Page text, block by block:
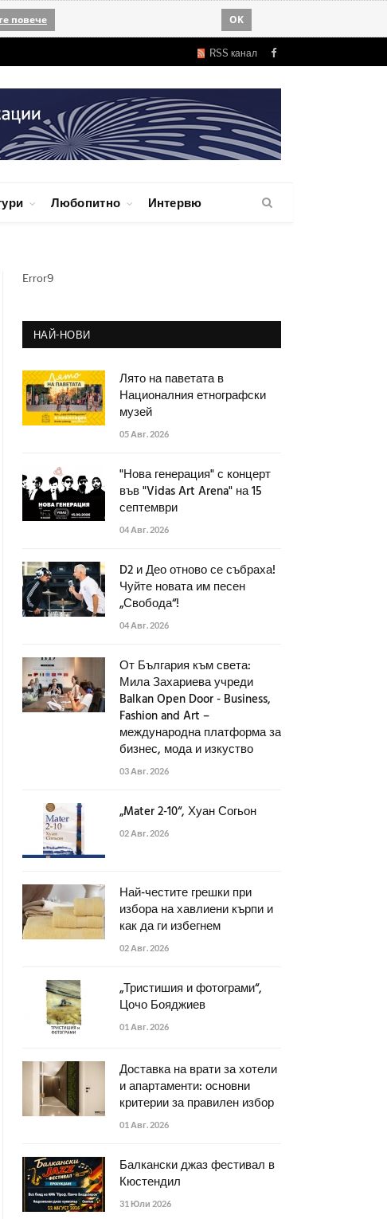
повече OK
RSS канал Facebook
Любопитно Интервю
Error9
НАЙ-НОВИ
Лято на паветата в
Националния етнографски
музей
05 Авг. 2026
"Нова генерация" с концерт
във "Vidas Art Arena" на 15
септември
04 Авг. 2026
D2 и Део отново се събраха!
Чуйте новата им песен
„Свобода“!
04 Авг. 2026
От България към света:
Мила Захариева учреди
Balkan Open Door - Business,
Fashion and Art –
международна платформа за
бизнес, мода и изкуство
03 Авг. 2026
„Mater 2-10“, Хуан Согьон
02 Авг. 2026
Най-честите грешки при
избора на хавлиени кърпи и
как да ги избегнем
02 Авг. 2026
„Тристишия и фотограми“,
Цочо Бояджиев
01 Авг. 2026
Доставка на врати за хотели
и апартаменти: основни
критерии за правилен избор
01 Авг. 2026
Балкански джаз фестивал в
Кюстендил
31 Юли 2026